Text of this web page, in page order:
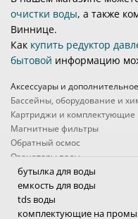
очистки воды, а также
Виннице.
Как купить редуктор
бытовой информацию
Аксессуары и
Бассейны, оборудование и
Картриджи и комплектующие
Магнитные фильтры
Обратный осмос
Озонаторы воды
Походные фильтры
Проточные фильтры
Системы защиты от протечек
Системы очистки воды
бутылка для воды
емкость для воды
tds воды
комплектующие на